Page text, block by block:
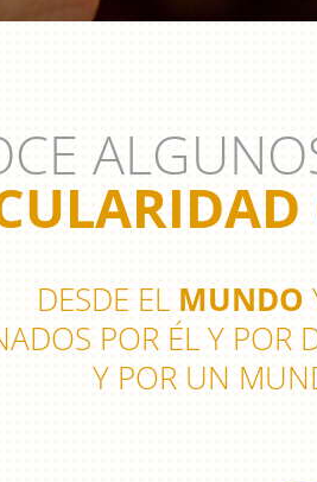
DESDE EL MUNDO
POR ÉL Y POR
Y POR UN